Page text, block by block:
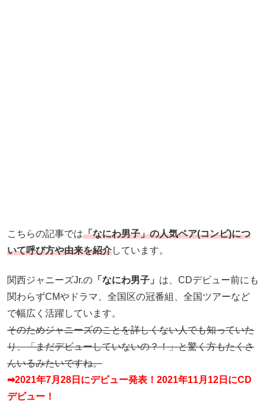
こちらの記事では「なにわ男子」の人気ペア(コンビ)につ
いて呼び方や由来を紹介しています。
関西ジャニーズJr.の 「なにわ男子」 は、CDデビュー前にも
関わらずCMやドラマ、全国区の冠番組、全国ツアーなど
で幅広く活躍しています。
そのためジャニーズのことを詳しくない人でも知っていた
り、「まだデビューしていないの？！」と驚く方もたくさ
んいるみたいですね。
➡2021年7月28日にデビュー発表！2021年11月12日にCD
デビュー！